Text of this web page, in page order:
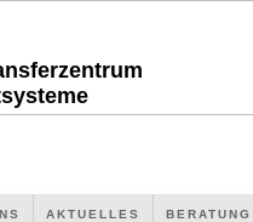
AKTUELLES